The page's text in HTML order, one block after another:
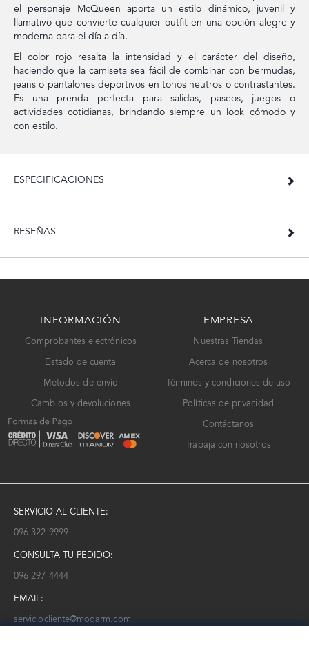
el personaje McQueen aporta un estilo dinámico, juvenil y
llamativo que convierte cualquier outfit en una opción alegre y
moderna para el día a día.
El color rojo resalta la intensidad y el carácter del diseño,
haciendo que la camiseta sea fácil de combinar con bermudas,
jeans o pantalones deportivos en tonos neutros o contrastantes.
Es una prenda perfecta para salidas, paseos, juegos o
actividades cotidianas, brindando siempre un look cómodo y
con estilo.
ESPECIFICACIONES
RESEÑAS
INFORMACIÓN
Comprobantes electrónicos
Estado de cuenta
Métodos de envío
Cambios y devoluciones
EMPRESA
Nuestras Tiendas
Acerca de nosotros
Términos y condiciones de uso
Políticas de privacidad
Contáctanos
Trabaja con nosotros
SERVICIO AL CLIENTE:
096 322 9999
CONSULTA TU PEDIDO:
096 297 4444
EMAIL:
serviciocliente@modarm.com